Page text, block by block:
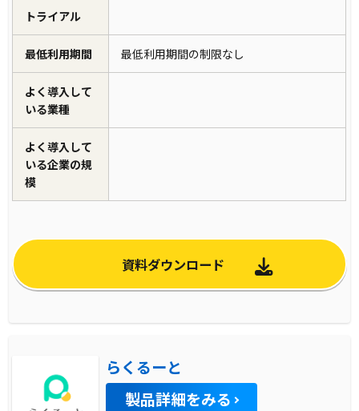
トライアル
最低利用期間 最低利用期間の制限なし
よく導入して
いる業種
よく導入して
いる企業の規
模
資料ダウンロード
らくるーと
製品詳細をみる